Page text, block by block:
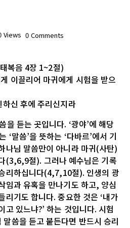
Views 0 Comments
복음 4장 1~2절)
이끌리어 마귀에게 시험을 받으
신 후에 주리신지라
을 듣는 곳입니다. ‘광야’에 해당
‘말씀’을 뜻하는 ‘다바르’에서 기
나님 말씀만이 아니라 마귀(사탄)
(3,6,9절). 그러나 예수님은 기록
리하십니다(4,7,10절). 인생의 광
임과 유혹을 만나기도 하고, 양심
리기도 합니다. 중요한 것은 ‘내가
고 있느냐?’ 하는 것입니다. 시험
씀을 듣고 붙든다면 반드시 승리